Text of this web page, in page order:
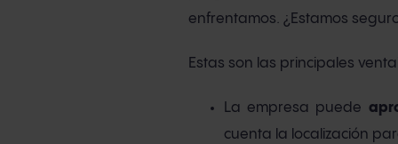
enfrentamos. ¿Estamos
Estas son las principales
La empresa puede
cuenta la localización